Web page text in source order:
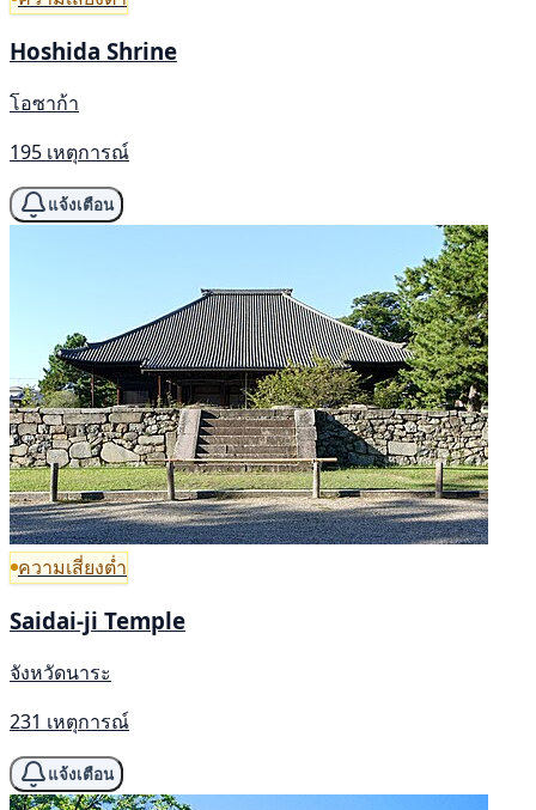
Hoshida Shrine
โอซาก้า
195 เหตุการณ์
แจ้งเตือน
ความเสี่ยงต่ำ
Saidai-ji Temple
จังหวัดนาระ
231 เหตุการณ์
แจ้งเตือน